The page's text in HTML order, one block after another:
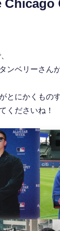
ンベリーさん
とにかくもの
くださいね！